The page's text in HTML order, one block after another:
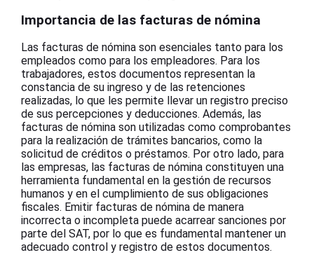
Importancia de las facturas de nómina
Las facturas de nómina son esenciales tanto para los
empleados como para los empleadores. Para los
trabajadores, estos documentos representan la
constancia de su ingreso y de las retenciones
realizadas, lo que les permite llevar un registro preciso
de sus percepciones y deducciones. Además, las
facturas de nómina son utilizadas como comprobantes
para la realización de trámites bancarios, como la
solicitud de créditos o préstamos. Por otro lado, para
las empresas, las facturas de nómina constituyen una
herramienta fundamental en la gestión de recursos
humanos y en el cumplimiento de sus obligaciones
fiscales. Emitir facturas de nómina de manera
incorrecta o incompleta puede acarrear sanciones por
parte del SAT, por lo que es fundamental mantener un
adecuado control y registro de estos documentos.